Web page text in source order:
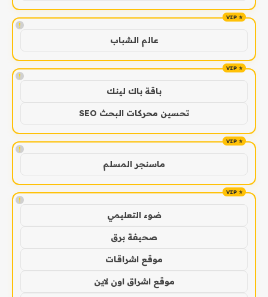
!
عالم الشباب
!
باقة باك لينك
تحسين محركات البحث SEO
!
ماسنجر المسلم
!
ضوء التعليمي
صحيفة برق
موقع اشراقات
موقع اشراق اون لاين